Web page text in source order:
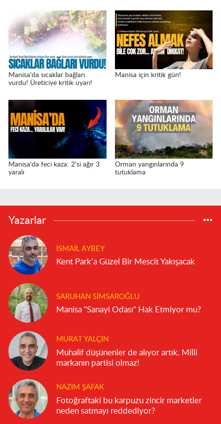
Manisa'da sıcaklar bağları
vurdu! Üreticiye kritik uyarı!
Manisa için kritik gün!
Manisa'da feci kaza: 2'si ağır 3
yaralı
Orman yangınlarında 9
tutuklama
Yazarlar
İSMAIL AYBEY
Kent Park’a Güzel Bir Mescit Yakışacak
SARUHAN SIMSAROĞLU
Manisa "Sanayi Odası" Hak Etmiyor mu?
MURAT YALÇIN
Muhalif düşünenler de alıyor artık. Milli
markanın partisi olmaz!
NAZIM ŞAFAK
Fotoğraftaki bu karpuzu zincir marketler
neden satmayı reddediyor?